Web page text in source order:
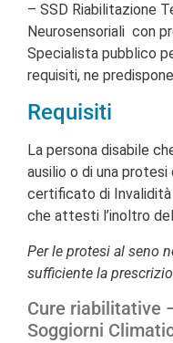
– SSD Riabilitazione
Neurosensoriali con
Specialista pubblico
requisiti, ne
Requisiti
La persona disabile
ausilio o di una
certificato di
che attesti l’inoltro
Per le protesi al seno
sufficiente la
Cure riabilitative
Soggiorni